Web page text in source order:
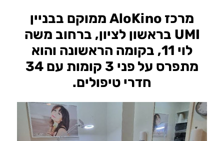
מרכז AloKino ממוקם בבניין
UMI בראשון לציון, ברחוב משה
לוי 11, בקומה הראשונה והוא
מתפרס על פני 3 קומות עם 34
חדרי טיפולים.